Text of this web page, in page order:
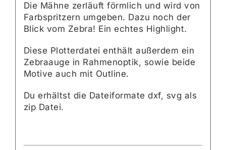
Die Mähne zerläuft förmlich und wird von
Farbspritzern umgeben. Dazu noch der
Blick vom Zebra! Ein echtes Highlight.
Diese Plotterdatei enthält außerdem ein
Zebraauge in Rahmenoptik, sowie beide
Motive auch mit Outline.
Du erhältst die Dateiformate dxf, svg als
zip Datei.